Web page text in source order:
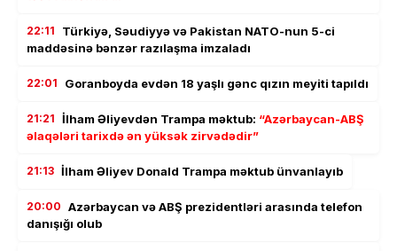
22:11
Türkiyə, Səudiyyə və Pakistan NATO-nun 5-ci
maddəsinə bənzər razılaşma imzaladı
22:01 Goranboyda evdən 18 yaşlı gənc qızın meyiti tapıldı
21:21 İlham Əliyevdən Trampa məktub: “Azərbaycan-ABŞ
əlaqələri tarixdə ən yüksək zirvədədir”
21:13 İlham Əliyev Donald Trampa məktub ünvanlayıb
20:00 Azərbaycan və ABŞ prezidentləri arasında telefon
danışığı olub